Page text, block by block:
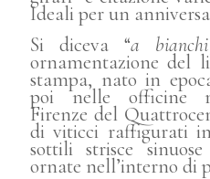
Ideali per un
Si diceva “a
ornamentazione del
stampa, nato in
poi nelle officine
Firenze del
di viticci raffigurati
sottili strisce
ornate nell’interno di